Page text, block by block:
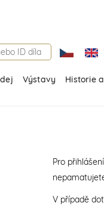
Výstavy Historie
Pro
V případě